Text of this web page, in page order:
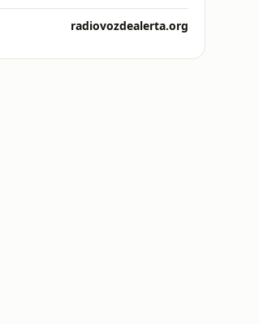
radiovozdealerta.org